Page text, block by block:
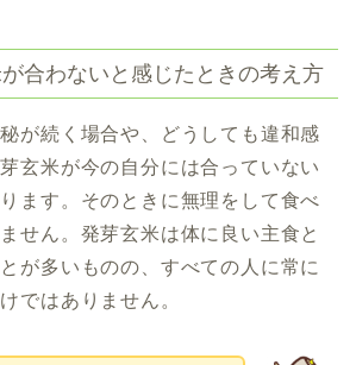
合わないと感じたときの考え方
が続く場合や、どうしても違和感
玄米が今の自分には合っていない
ます。そのときに無理をして食べ
せん。発芽玄米は体に良い主食と
が多いものの、すべての人に常に
ではありません。